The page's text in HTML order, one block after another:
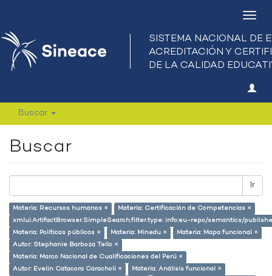
Buscar
Buscar
Ir
Materia: Recursos humanos ×
Materia: Certificación de Competencias ×
xmlui.ArtifactBrowser.SimpleSearch.filter.type: info:eu-repo/semantics/
Materia: Políticas públicas ×
Materia: Minedu ×
Materia: Mapa funcional ×
Autor: Stephanie Barboza Tello ×
Materia: Marco Nacional de Cualificaciones del Perú ×
Autor: Evelin Catacora Caracholi ×
Materia: Análisis funcional ×